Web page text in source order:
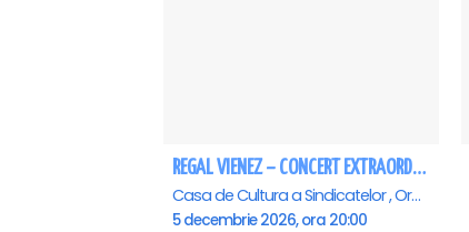
REGAL VIENEZ – CONCERT EXTRAORDINAR DE CRACIUN - Oradea
Casa de Cultura a Sindicatelor , Oradea
5 decembrie 2026, ora 20:00